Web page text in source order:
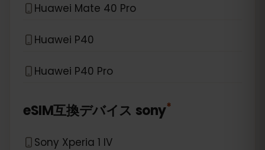
Huawei Mate 40 Pro
Huawei P40
Huawei P40 Pro
eSIM互換デバイス sony*
Sony Xperia 1 IV